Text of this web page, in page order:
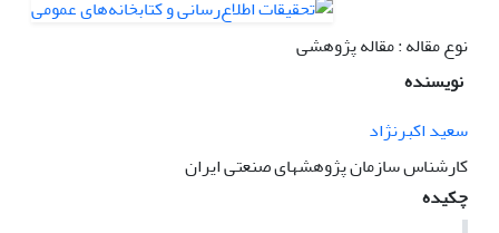
نوع مقاله : مقاله پژوهشی
نویسنده
سعید اکبرنژاد
کارشناس سازمان پژوهشهای صنعتی ایران
چکیده